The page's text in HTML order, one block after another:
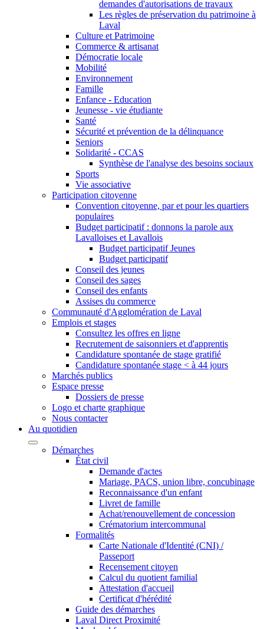
demandes d'autorisations de travaux
Les règles de préservation du patrimoine à
Laval
Culture et Patrimoine
Commerce & artisanat
Démocratie locale
Mobilité
Environnement
Famille
Enfance - Education
Jeunesse - vie étudiante
Santé
Sécurité et prévention de la délinquance
Seniors
Solidarité - CCAS
Synthèse de l'analyse des besoins sociaux
Sports
Vie associative
Participation citoyenne
Convention citoyenne, par et pour les quartiers
populaires
Budget participatif : donnons la parole aux
Lavalloises et Lavallois
Budget participatif Jeunes
Budget participatif
Conseil des jeunes
Conseil des sages
Conseil des enfants
Assises du commerce
Communauté d'Agglomération de Laval
Emplois et stages
Consultez les offres en ligne
Recrutement de saisonniers et d'apprentis
Candidature spontanée de stage gratifié
Candidature spontanée stage < à 44 jours
Marchés publics
Espace presse
Dossiers de presse
Logo et charte graphique
Nous contacter
Au quotidien
Démarches
État civil
Demande d'actes
Mariage, PACS, union libre, concubinage
Reconnaissance d'un enfant
Livret de famille
Achat/renouvellement de concession
Crématorium intercommunal
Formalités
Carte Nationale d'Identité (CNI) /
Passeport
Recensement citoyen
Calcul du quotient familial
Attestation d'accueil
Certificat d'hérédité
Guide des démarches
Laval Direct Proximité